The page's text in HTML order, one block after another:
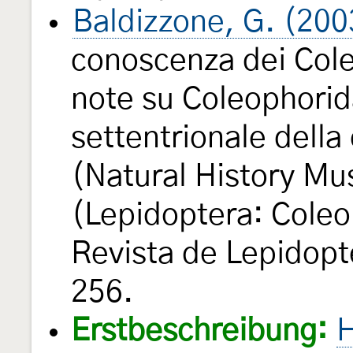
Baldizzone, G.
conoscenza dei
note su
settentrionale della
(Natural History
(Lepidoptera:
Revista de
256.
Erstbeschreibung: